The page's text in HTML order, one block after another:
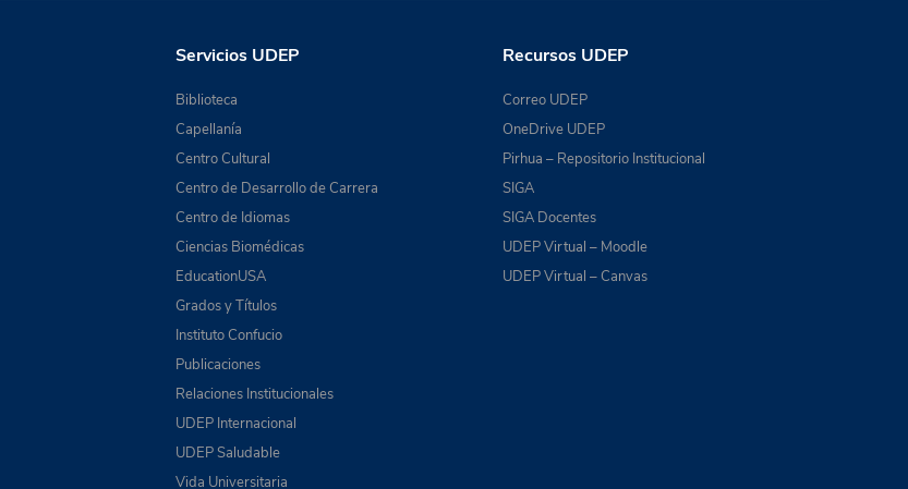
Servicios UDEP
Biblioteca
Capellanía
Centro Cultural
Centro de Desarrollo de Carrera
Centro de Idiomas
Ciencias Biomédicas
EducationUSA
Grados y Títulos
Instituto Confucio
Publicaciones
Relaciones Institucionales
UDEP Internacional
UDEP Saludable
Vida Universitaria
Recursos UDEP
Correo UDEP
OneDrive UDEP
Pirhua – Repositorio Institucional
SIGA
SIGA Docentes
UDEP Virtual – Moodle
UDEP Virtual – Canvas